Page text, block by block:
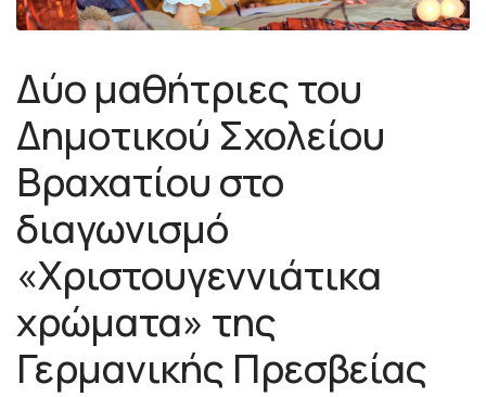
Δύο μαθήτριες του
Δημοτικού Σχολείου
Βραχατίου στο
διαγωνισμό
«Χριστουγεννιάτικα
χρώματα» της
Γερμανικής Πρεσβείας